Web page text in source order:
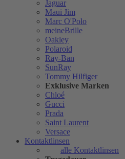
Jaguar
Maui Jim
Marc O'Polo
meineBrille
Oakley
Polaroid
Ray-Ban
SunRay
Tommy Hilfiger
Exklusive Marken
Chloé
Gucci
Prada
Saint Laurent
Versace
Kontaktlinsen
alle Kontaktlinsen